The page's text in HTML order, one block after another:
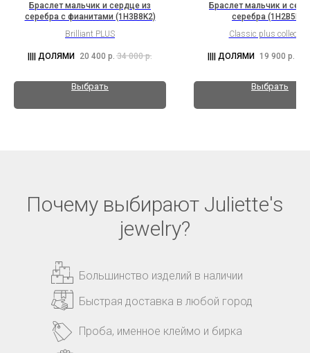
Браслет мальчик и сердце из
серебра с фианитами (1H3B8K2)
Brilliant PLUS
20 400 р. 34 000 р.
Выбрать
Браслет мальчик и
серебра (1H2B5K2)
Classic plus
19 900 р.
Выбрать
Почему выбирают Juliette's
jewelry?
Большинство изделий в наличии
Быстрая доставка в любой город
Проба, именное клеймо и бирка